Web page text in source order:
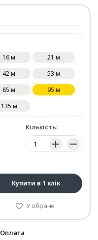
16 м
21 м
42 м
53 м
85 м
95 м
135 м
Кількість:
Кількість:
Купити в 1 клік
У обране
Оплата